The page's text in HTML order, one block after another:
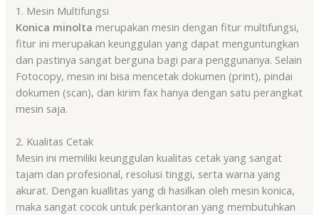
1. Mesin Multifungsi
Konica minolta merupakan mesin dengan fitur multifungsi,
fitur ini merupakan keunggulan yang dapat menguntungkan
dan pastinya sangat berguna bagi para penggunanya. Selain
Fotocopy, mesin ini bisa mencetak dokumen (print), pindai
dokumen (scan), dan kirim fax hanya dengan satu perangkat
mesin saja.
2. Kualitas Cetak
Mesin ini memiliki keunggulan kualitas cetak yang sangat
tajam dan profesional, resolusi tinggi, serta warna yang
akurat. Dengan kuallitas yang di hasilkan oleh mesin konica,
maka sangat cocok untuk perkantoran yang membutuhkan